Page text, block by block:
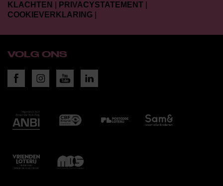
KLACHTEN
PRIVACYSTATEMENT
COOKIEVERKLARING
VOLG ONS